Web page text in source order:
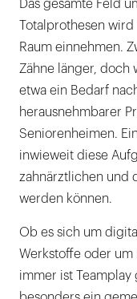
Das gesamte Feld
Totalprothesen
Raum einnehmen.
Zähne länger, doch
etwa ein Bedarf
herausnehmbarer
Seniorenheimen.
inwieweit diese
zahnärztlichen und
werden können.
Ob es sich um
Werkstoffe oder um
immer ist Teamplay